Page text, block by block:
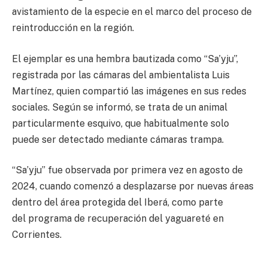
avistamiento de la especie en el marco del proceso de
reintroducción en la región.
El ejemplar es una hembra bautizada como “Sa’yju”,
registrada por las cámaras del ambientalista Luis
Martínez, quien compartió las imágenes en sus redes
sociales. Según se informó, se trata de un animal
particularmente esquivo, que habitualmente solo
puede ser detectado mediante cámaras trampa.
“Sa’yju” fue observada por primera vez en agosto de
2024, cuando comenzó a desplazarse por nuevas áreas
dentro del área protegida del Iberá, como parte
del programa de recuperación del yaguareté en
Corrientes.